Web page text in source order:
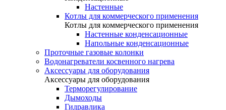
Настенные
Котлы для коммерческого применения
Котлы для коммерческого применения
Настенные конденсационные
Напольные конденсационные
Проточные газовые колонки
Водонагреватели косвенного нагрева
Аксессуары для оборудования
Аксессуары для оборудования
Терморегулирование
Дымоходы
Гидравлика